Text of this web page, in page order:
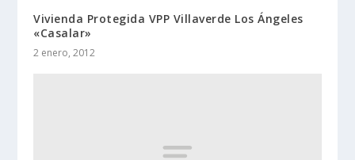
Vivienda Protegida VPP Villaverde Los Ángeles
«Casalar»
2 enero, 2012